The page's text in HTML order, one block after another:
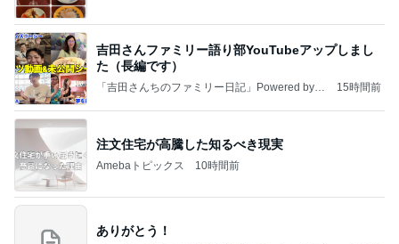
吉田さんファミリー語り部YouTubeアップしまし
た（長編です）
「吉田さんちのファミリー日記」Powered by A
15時間前
注文住宅が高騰した知るべき現実
Amebaトピックス 10時間前
ありがとう！